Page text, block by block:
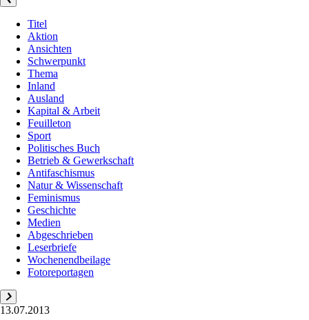
Titel
Aktion
Ansichten
Schwerpunkt
Thema
Inland
Ausland
Kapital & Arbeit
Feuilleton
Sport
Politisches Buch
Betrieb & Gewerkschaft
Antifaschismus
Natur & Wissenschaft
Feminismus
Geschichte
Medien
Abgeschrieben
Leserbriefe
Wochenendbeilage
Fotoreportagen
13.07.2013